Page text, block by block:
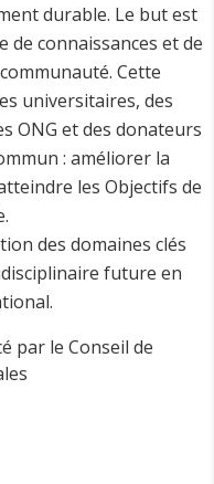
durable. Le but est
connaissances et de
Cette
universitaires, des
ONG et des donateurs
: améliorer la
les Objectifs de
des domaines clés
future en
par le Conseil de